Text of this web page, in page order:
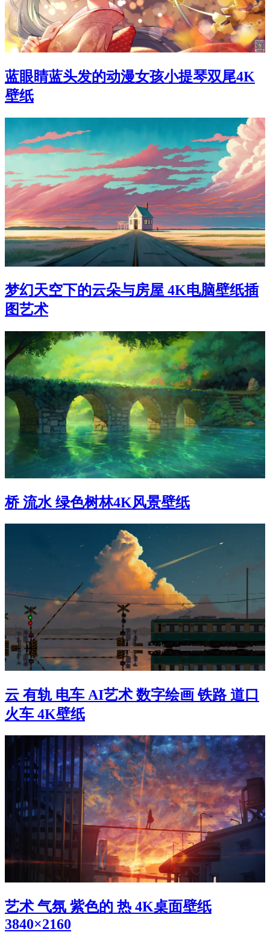
蓝眼睛蓝头发的动漫女孩小提琴双尾4K
壁纸
梦幻天空下的云朵与房屋 4K电脑壁纸插
图艺术
桥 流水 绿色树林4K风景壁纸
云 有轨 电车 AI艺术 数字绘画 铁路 道口
火车 4K壁纸
艺术 气氛 紫色的 热 4K桌面壁纸
3840×2160